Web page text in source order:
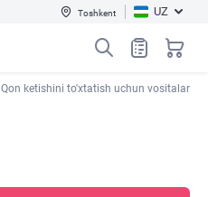
Toshkent UZ
Qon ketishini to'xtatish uchun vositalar